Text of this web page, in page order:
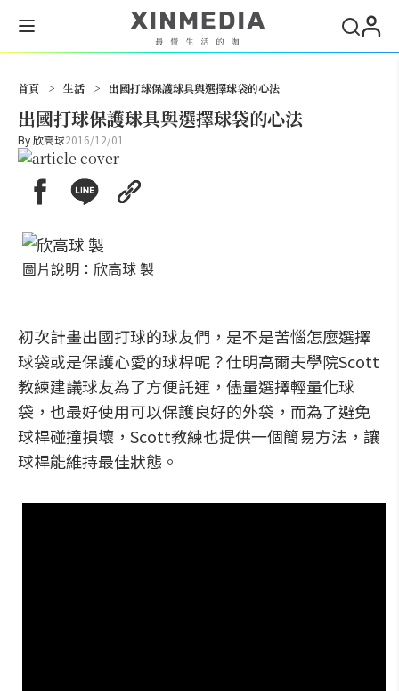
首頁 > 生活 > 出國打球保護球具與選擇球袋的心法
出國打球保護球具與選擇球袋的心法
By欣高球2016/12/01
圖片說明：欣高球 製
初次計畫出國打球的球友們，是不是苦惱怎麼選擇
球袋或是保護心愛的球桿呢？仕明高爾夫學院Scott
教練建議球友為了方便託運，儘量選擇輕量化球
袋，也最好使用可以保護良好的外袋，而為了避免
球桿碰撞損壞，Scott教練也提供一個簡易方法，讓
球桿能維持最佳狀態。